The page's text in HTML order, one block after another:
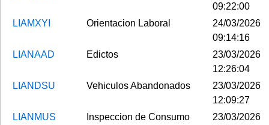
09:22:00
LIAMXYI
Orientacion Laboral
24/03/2026
09:14:16
LIANAAD
Edictos
23/03/2026
12:26:04
LIANDSU
Vehiculos Abandonados
23/03/2026
12:09:27
LIANMUS
Inspeccion de Consumo
23/03/2026